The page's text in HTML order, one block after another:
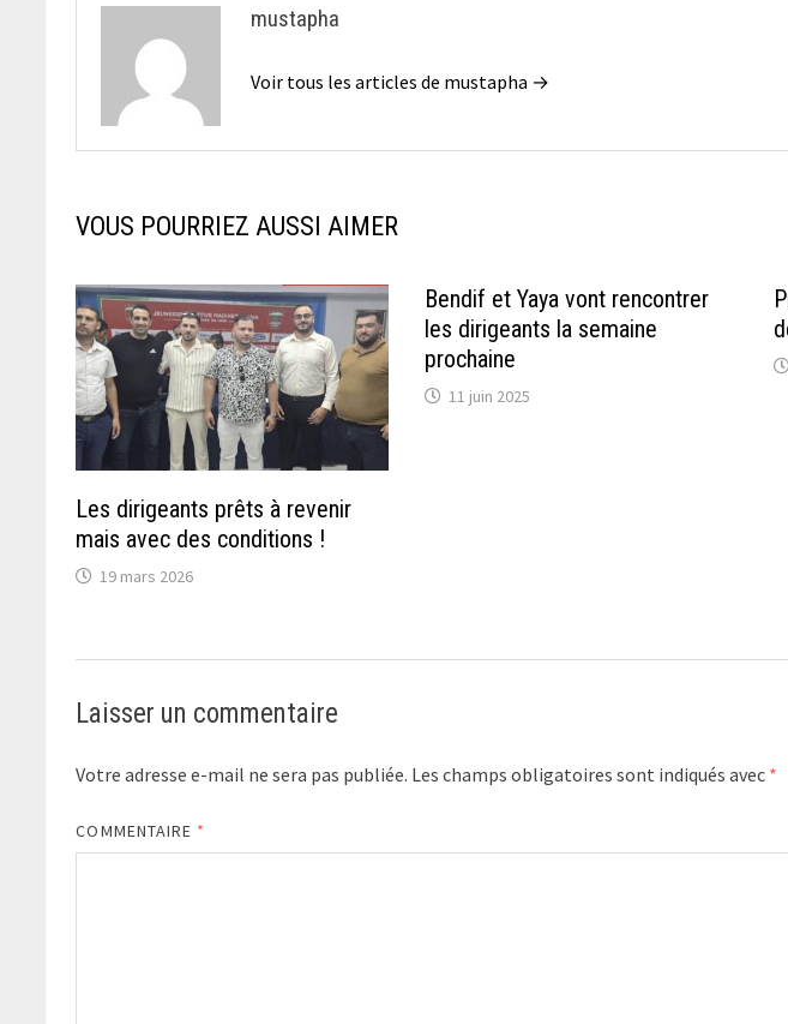
mustapha
Voir tous les articles de mustapha →
VOUS POURRIEZ AUSSI AIMER
Les dirigeants prêts à revenir
mais avec des conditions !
19 mars 2026
Bendif et Yaya vont rencontrer
les dirigeants la semaine
prochaine
11 juin 2025
Laisser un commentaire
Votre adresse e-mail ne sera pas publiée. Les champs obligatoires sont indiqués avec *
COMMENTAIRE *